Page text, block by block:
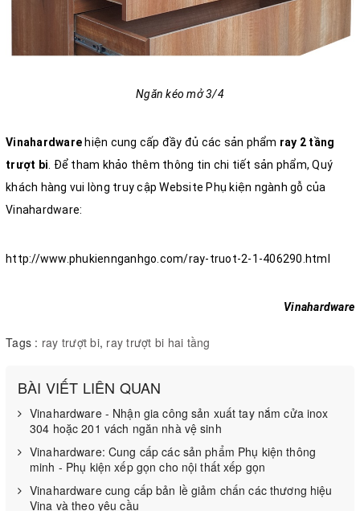
Ngăn kéo mở 3/4
Vinahardware hiện cung cấp đầy đủ các sản phẩm ray 2 tầng
trượt bi. Để tham khảo thêm thông tin chi tiết sản phẩm, Quý
khách hàng vui lòng truy cập Website Phụ kiện ngành gỗ của
Vinahardware:
http://www.phukiennganhgo.com/ray-truot-2-1-406290.html
Vinahardware
Tags : ray trượt bi, ray trượt bi hai tầng
BÀI VIẾT LIÊN QUAN
Vinahardware - Nhận gia công sản xuất tay nắm cửa inox
304 hoặc 201 vách ngăn nhà vệ sinh
Vinahardware: Cung cấp các sản phẩm Phụ kiện thông
minh - Phụ kiện xếp gọn cho nội thất xếp gọn
Vinahardware cung cấp bản lề giảm chấn các thương hiệu
Vina và theo yêu cầu